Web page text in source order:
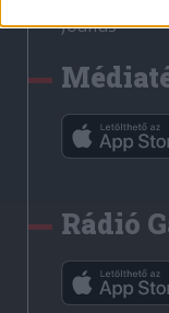
Jóállás
Rádió